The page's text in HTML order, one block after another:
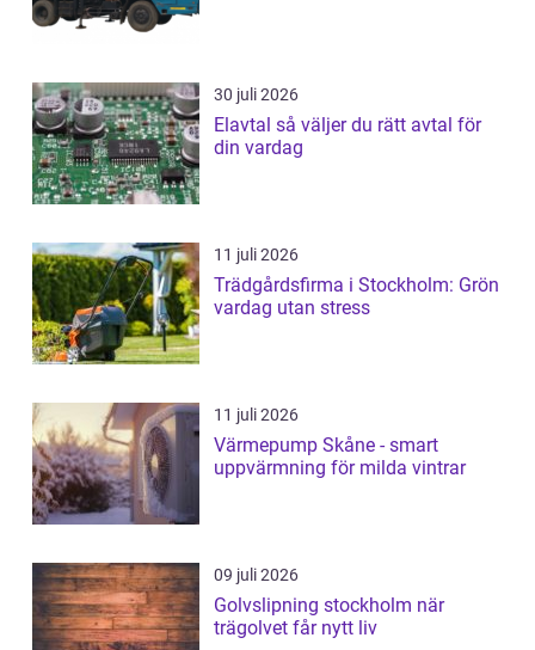
30 juli 2026
Elavtal så väljer du rätt avtal för
din vardag
11 juli 2026
Trädgårdsfirma i Stockholm: Grön
vardag utan stress
11 juli 2026
Värmepump Skåne - smart
uppvärmning för milda vintrar
09 juli 2026
Golvslipning stockholm när
trägolvet får nytt liv